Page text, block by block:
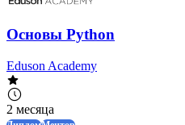
Основы Python
Eduson Academy
2 месяца